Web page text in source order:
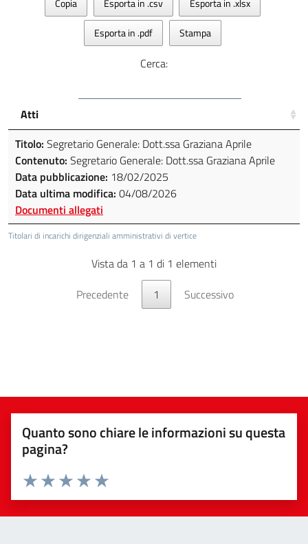
Copia Esporta in .csv Esporta in .xlsx
Esporta in .pdf Stampa
Cerca:
Titolari di incarichi dirigenziali amministrativi di vertice
Atti
Titolo: Segretario Generale: Dott.ssa Graziana Aprile
Contenuto: Segretario Generale: Dott.ssa Graziana Aprile
Data pubblicazione: 18/02/2025
Data ultima modifica: 04/08/2026
Documenti allegati
Vista da 1 a 1 di 1 elementi
Precedente
1 Successivo
Quanto sono chiare le informazioni su questa
pagina?
Valuta da 1 a 5 stelle la pagina
Valuta 5 stelle su 5
Valuta 4 stelle su 5
Valuta 3 stelle su 5
Valuta 2 stelle su 5
Valuta 1 stelle su 5